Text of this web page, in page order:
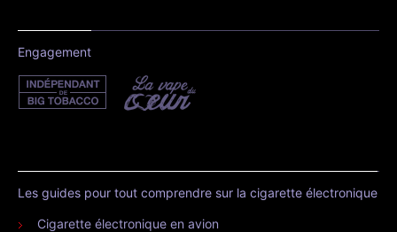
Engagement
Les guides pour tout comprendre sur la cigarette électronique
Cigarette électronique en avion